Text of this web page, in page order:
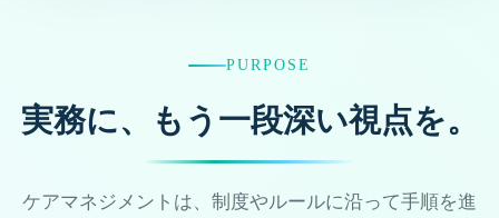
40〜64歳でも介護保険は使えますか｜利用条件・特定疾
介護保険サービス利用時に申請で得られる給付・減免・
PURPOSE
実務に、もう一段深い視点を。
ケアマネジメントは、制度やルールに沿って手順を進